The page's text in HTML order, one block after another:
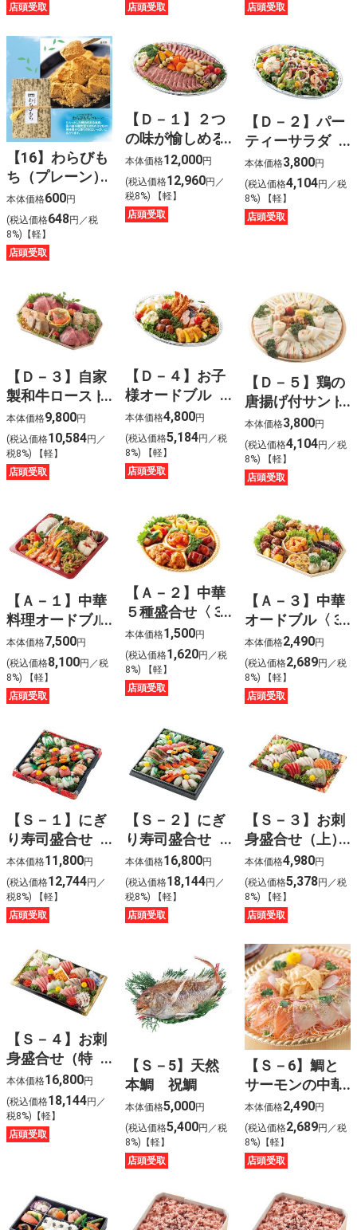
店頭受取
店頭受取
店頭受取
【16】わらびも
ち（プレーン）
本体価格600円
(税込価格648円／税
8%)【軽】
店頭受取
【Ｄ－１】２つ
の味が愉しめる
ローストビーフ
盛合せ〈５人
前〉
本体価格12,000円
(税込価格12,960円／
税8%) 【軽】
店頭受取
【Ｄ－２】パー
ティーサラダ
（フレンチドレ
ッシング付）
〈５人前〉
本体価格3,800円
(税込価格4,104円／税
8%) 【軽】
店頭受取
【Ｄ－３】自家
製和牛ロースト
ビーフと３種の
テリーヌオード
ブル〈３人前〉
本体価格9,800円
(税込価格10,584円／
税8%) 【軽】
店頭受取
【Ｄ－４】お子
様オードブル
〈３人前〉
本体価格4,800円
(税込価格5,184円／税
8%) 【軽】
店頭受取
【Ｄ－５】鶏の
唐揚げ付サンド
イッチ盛合せ
〈５人前〉
本体価格3,800円
(税込価格4,104円／税
8%) 【軽】
店頭受取
【Ａ－１】中華
料理オードブル
（蘭）〈４人
前〉
本体価格7,500円
(税込価格8,100円／税
8%) 【軽】
店頭受取
【Ａ－２】中華
５種盛合せ〈３
人前〉
本体価格1,500円
(税込価格1,620円／税
8%) 【軽】
店頭受取
【Ａ－３】中華
オードブル〈３
人前〉
本体価格2,490円
(税込価格2,689円／税
8%) 【軽】
店頭受取
【Ｓ－１】にぎ
り寿司盛合せ
（上）〈４人
前〉
本体価格11,800円
(税込価格12,744円／
税8%) 【軽】
店頭受取
【Ｓ－２】にぎ
り寿司盛合せ
（特上）〈４人
前〉
本体価格16,800円
(税込価格18,144円／
税8%) 【軽】
店頭受取
【Ｓ－３】お刺
身盛合せ（上）
〈４人前〉
本体価格4,980円
(税込価格5,378円／税
8%) 【軽】
店頭受取
【Ｓ－４】お刺
身盛合せ（特
上）〈４人前〉
本体価格16,800円
(税込価格18,144円／
税8%)【軽】
店頭受取
【Ｓ－5】天然
本鯛 祝鯛
本体価格5,000円
(税込価格5,400円／税
8%)【軽】
店頭受取
【Ｓ－6】鯛と
サーモンの中華
風刺身〈４人
前〉
本体価格2,490円
(税込価格2,689円／税
8%)【軽】
店頭受取